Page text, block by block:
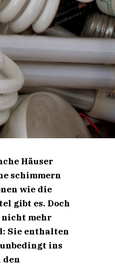
Häuser
schimmern
wie die
gibt es. Doch
nicht mehr
Sie enthalten
ins
den